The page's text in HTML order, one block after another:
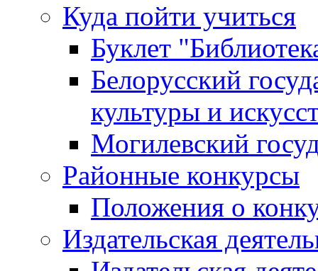
Куда пойти учиться
Буклет
Белорусский
культуры и
Могилевский
Районные конкурсы
Положения о
Издательская